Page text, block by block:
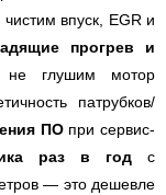
впуск, EGR и
прогрев и
не глушим мотор
патрубков/
ПОпри сервис-
раз в год с
— это дешевле